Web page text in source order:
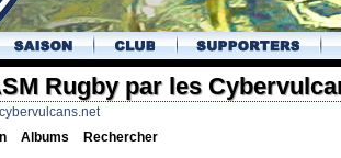
Rugby par les
Albums Rechercher